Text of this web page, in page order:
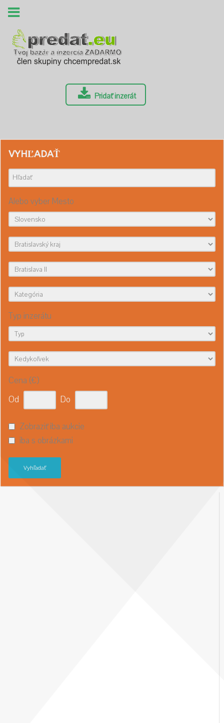
Pridať inzerát
VYHĽADAŤ
Alebo vyber Mesto
Typ inzerátu
Cena (€)
Od
Do
Zobraziť iba aukcie
iba s obrázkami
Vyhľadať